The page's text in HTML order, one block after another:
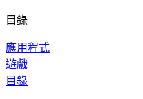
目錄
應用程式
遊戲
目錄